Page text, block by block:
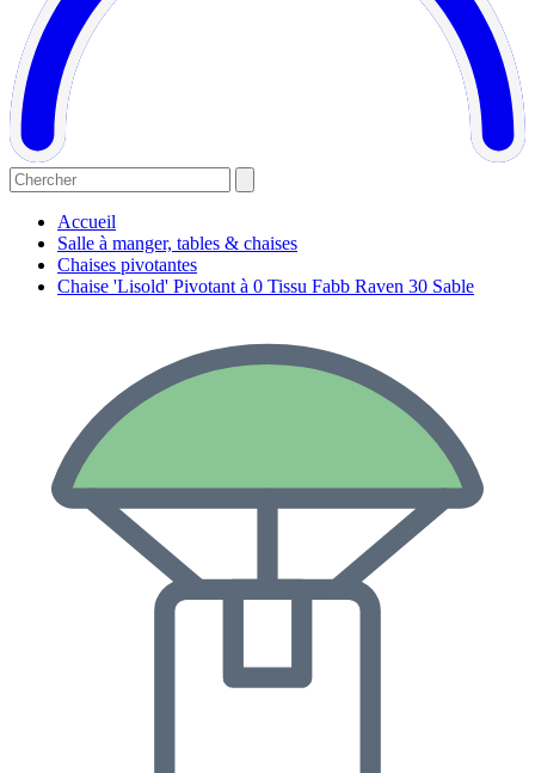
Accueil
Salle à manger, tables & chaises
Chaises pivotantes
Chaise 'Lisold' Pivotant à 0 Tissu Fabb Raven 30 Sable